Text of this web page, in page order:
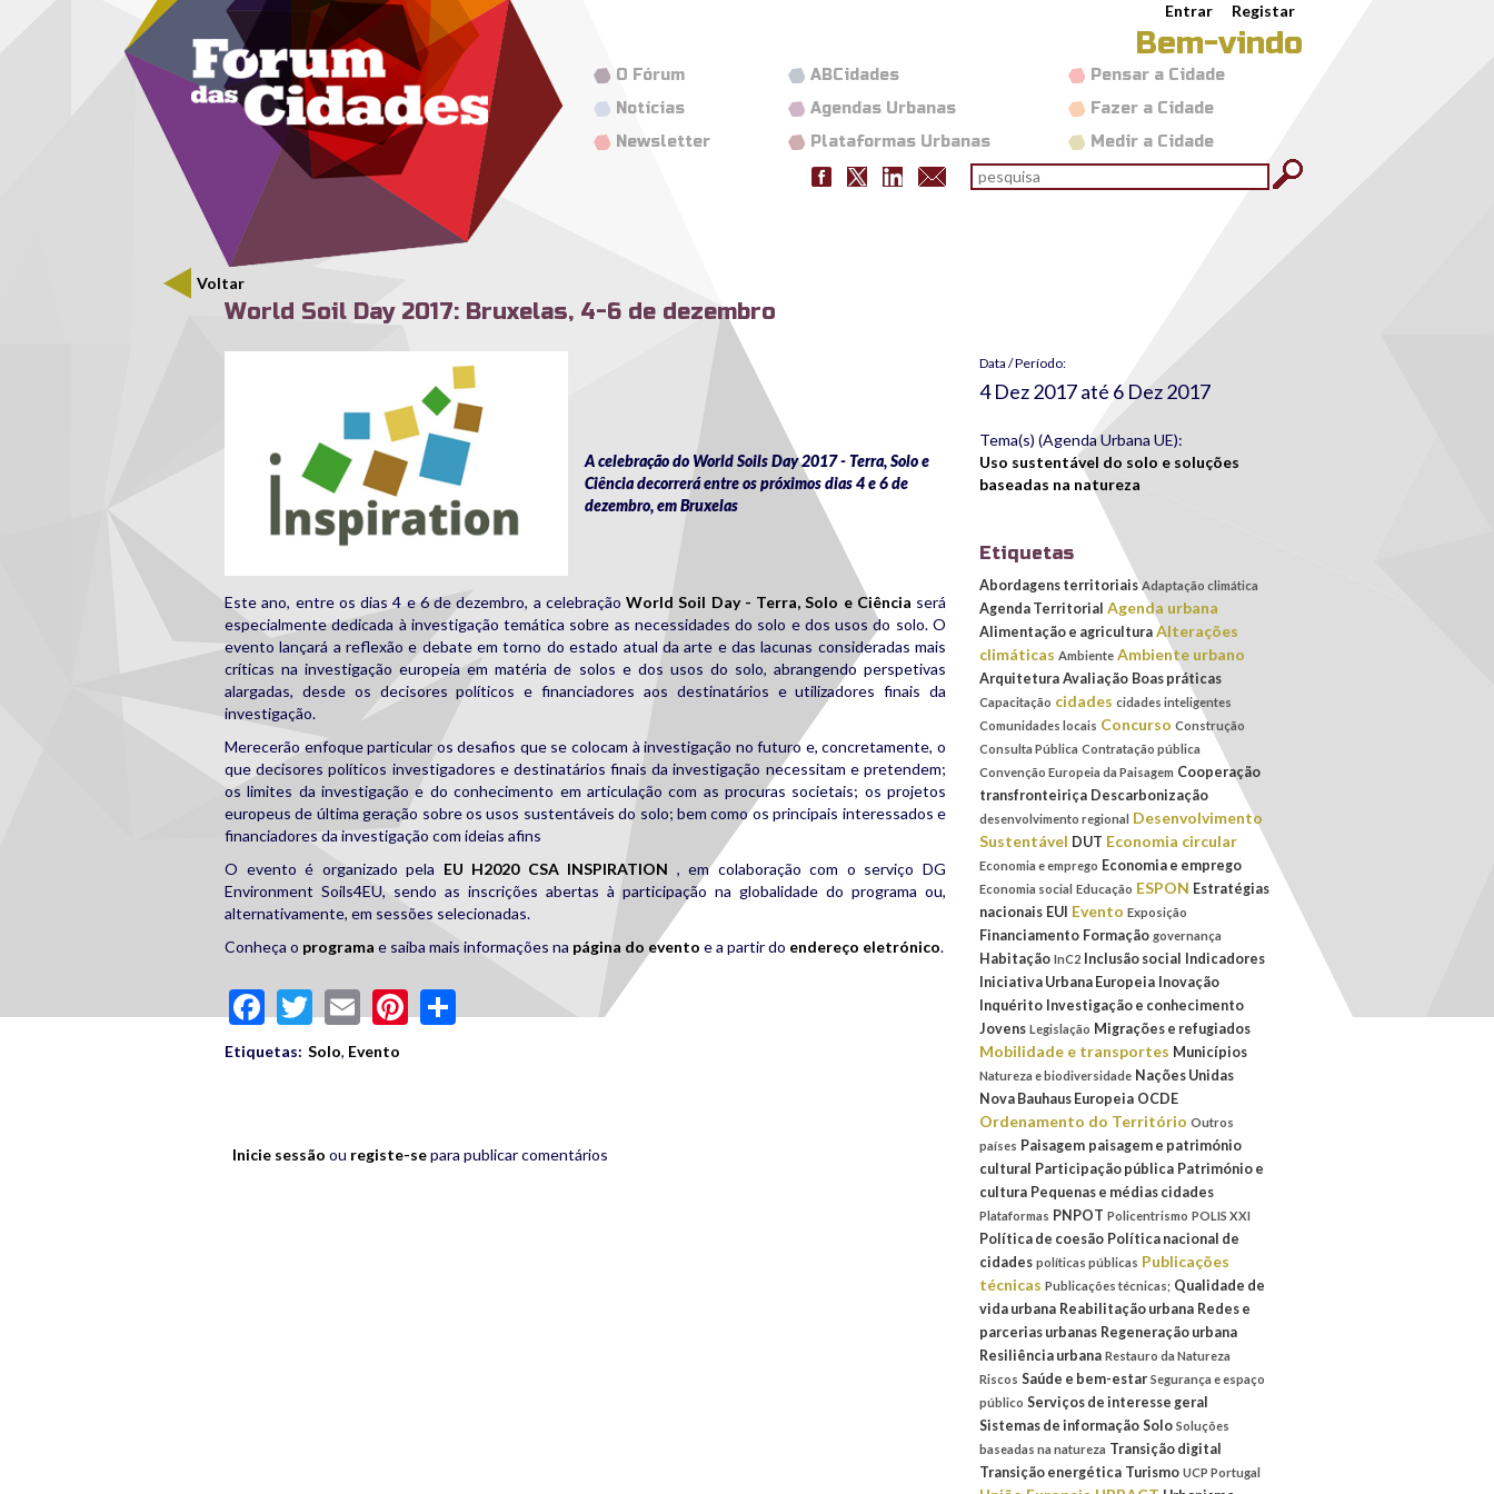
Passar para o conteúdo principalMenu secundário Entrar Registar
Bem-vindo
Pensar a Cidade
Fazer a Cidade
Medir a Cidade
ABCidades
Agendas Urbanas
Plataformas Urbanas
O Fórum
Notícias
Newsletter
Formulário de pesquisa
pesquisar
Voltar
World Soil Day 2017: Bruxelas, 4-6 de dezembro
A celebração do World Soils Day 2017 - Terra, Solo e
Ciência decorrerá entre os próximos dias 4 e 6 de
dezembro, em Bruxelas
Este ano, entre os dias 4 e 6 de dezembro, a celebração World Soil Day - Terra, Solo e Ciência será
especialmente dedicada à investigação temática sobre as necessidades do solo e dos usos do solo. O
evento lançará a reflexão e debate em torno do estado atual da arte e das lacunas consideradas mais
críticas na investigação europeia em matéria de solos e dos usos do solo, abrangendo perspetivas
alargadas, desde os decisores políticos e financiadores aos destinatários e utilizadores finais da
investigação.
Merecerão enfoque particular os desafios que se colocam à investigação no futuro e, concretamente, o
que decisores políticos investigadores e destinatários finais da investigação necessitam e pretendem;
os limites da investigação e do conhecimento em articulação com as procuras societais; os projetos
europeus de última geração sobre os usos sustentáveis do solo; bem como os principais interessados e
financiadores da investigação com ideias afins
O evento é organizado pela EU H2020 CSA INSPIRATION , em colaboração com o serviço DG
Environment Soils4EU, sendo as inscrições abertas à participação na globalidade do programa ou,
alternativamente, em sessões selecionadas.
Conheça o programa e saiba mais informações na página do evento e a partir do endereço eletrónico.
Facebook
Twitter
EmailPinterest
Etiquetas: Solo, Evento
Inicie sessão ou registe-separa publicar comentários
Data / Período:
4 Dez 2017até 6 Dez 2017
Tema(s) (Agenda Urbana UE):
Uso sustentável do solo e soluções
baseadas na natureza
Etiquetas
Abordagens territoriais Adaptação climática
Agenda Territorial Agenda urbana
Alimentação e agricultura Alterações
climáticas Ambiente Ambiente urbano
Arquitetura Avaliação Boas práticas
Capacitação cidades cidades inteligentes
Comunidades locais Concurso Construção
Consulta Pública Contratação pública
Convenção Europeia da Paisagem Cooperação
transfronteiriça Descarbonização
desenvolvimento regional Desenvolvimento
Sustentável DUT Economia circular
Economia e emprego Economia e emprego
Economia social Educação ESPON Estratégias
nacionais EUI Evento Exposição
Financiamento Formação governança
Habitação InC2 Inclusão social
Indicadores
Iniciativa Urbana Europeia Inovação
Inquérito Investigação e conhecimento
Jovens Legislação Migrações e refugiados
Mobilidade e transportes Municípios
Natureza e biodiversidade Nações Unidas
Nova Bauhaus Europeia OCDE
Ordenamento do Território Outros
países Paisagem paisagem e património
cultural Participação pública Património e
cultura Pequenas e médias cidades
Plataformas PNPOT Policentrismo POLIS XXI
Política de coesão Política nacional de
cidades políticas públicas Publicações
técnicas Publicações técnicas; Qualidade de
vida urbana Reabilitação urbana Redes e
parcerias urbanas Regeneração urbana
Resiliência urbana Restauro da Natureza
Riscos Saúde e bem-estar Segurança e espaço
público Serviços de interesse geral
Sistemas de informação Solo Soluções
baseadas na natureza Transição digital
Transição energética Turismo UCP Portugal